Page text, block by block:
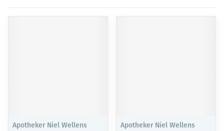
Apotheker Niel Wellens
Apotheker Niel Wellens